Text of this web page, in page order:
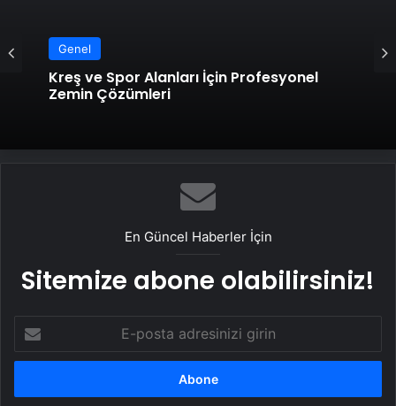
Genel
Kreş ve Spor Alanları İçin Profesyonel
Zemin Çözümleri
En Güncel Haberler İçin
Sitemize abone olabilirsiniz!
posta
adresinizi